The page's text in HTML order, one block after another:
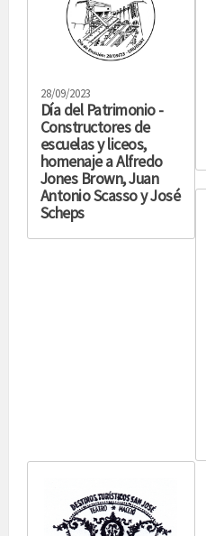
28/09/2023
Día del Patrimonio -
Constructores de
escuelas y liceos,
homenaje a Alfredo
Jones Brown, Juan
Antonio Scasso y José
Scheps